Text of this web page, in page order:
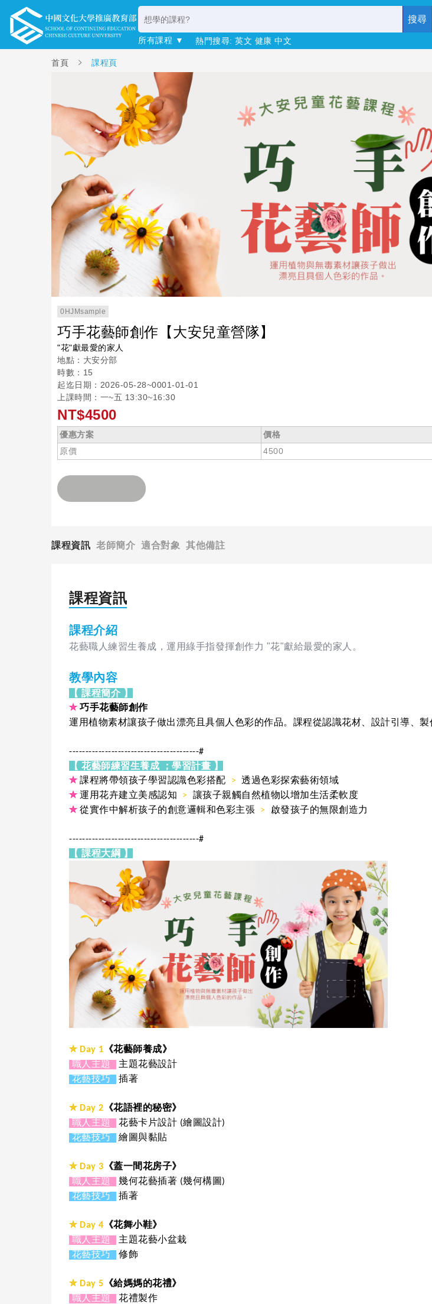
搜尋
所有課程 ▼ 熱門搜尋: 英文 健康 中文
首頁 課程頁
0HJMsample
巧手花藝師創作【大安兒童營隊】
"花"獻最愛的家人
地點：大安分部
時數：15
起迄日期：2026-05-28~0001-01-01
上課時間：一~五 13:30~16:30
NT$4500
優惠方案 價格
原價
4500
課程資訊 老師簡介 適合對象 其他備註
課程資訊
課程介紹
花藝職人練習生養成，運用綠手指發揮創作力 "花"獻給最愛的家人。
教學內容
【 課程簡介 】
✮ 巧手花藝師創作
運用植物素材讓孩子做出漂亮且具個人色彩的作品。課程從認識花材、設計引導、
----------------------------------------#
【 花藝師練習生養成 ；學習計畫 】
✮ 課程將帶領孩子學習認識色彩搭配 > 透過色彩探索藝術領域
✮ 運用花卉建立美感認知 > 讓孩子親觸自然植物以增加生活柔軟度
✮ 從實作中解析孩子的創意邏輯和色彩主張 > 啟發孩子的無限創造力
----------------------------------------#
【 課程大綱 】
✮ Day 1 《花藝師養成》
職人主題
主題花藝設計
花藝技巧
插著
✮ Day 2 《花語裡的秘密》
職人主題
花藝卡片設計 (繪圖設計)
花藝技巧
繪圖與黏貼
✮ Day 3 《蓋一間花房子》
職人主題
幾何花藝插著 (幾何構圖)
花藝技巧
插著
✮ Day 4 《花舞小鞋》
職人主題
主題花藝小盆栽
花藝技巧
修飾
✮ Day 5 《給媽媽的花禮》
職人主題
花禮製作